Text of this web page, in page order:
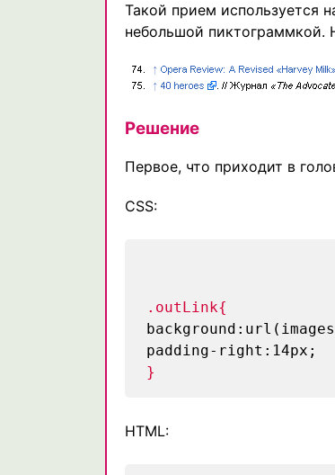
Такой прием используется
небольшой пиктограммкой.
Решение
Первое, что приходит в
CSS:
.outLink{
padding-right:14px;
}
HTML: